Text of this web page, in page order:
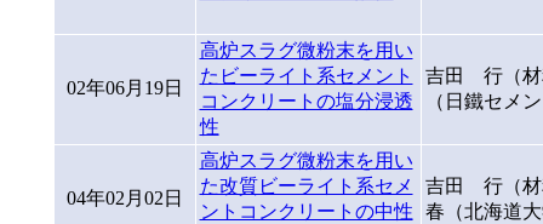
02年06月19日
高炉スラグ微粉末を用い
たビーライト系セメント
コンクリートの塩分浸透
性
吉田 行（材
（日鐵セメ
04年02月02日
高炉スラグ微粉末を用い
た改質ビーライト系セメ
ントコンクリートの中性
吉田 行（材
春（北海道